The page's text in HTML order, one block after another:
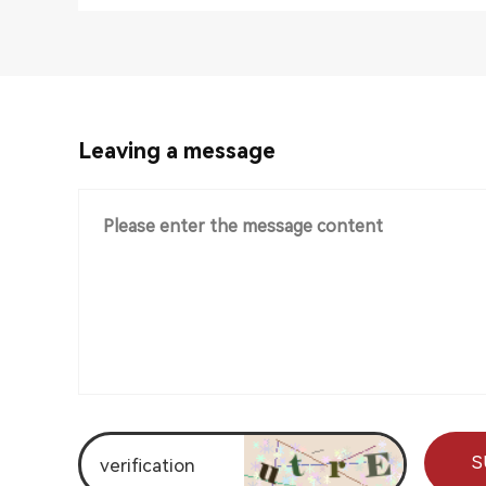
Leaving a message